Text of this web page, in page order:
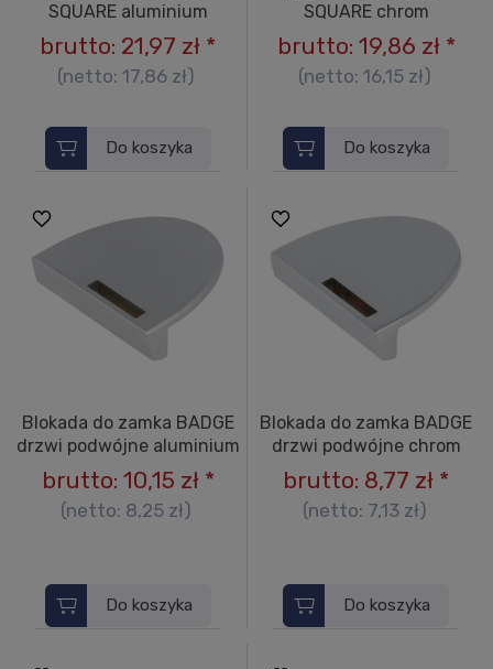
SQUARE aluminium
brutto: 21,97 zł *
(netto: 17,86 zł)
Do koszyka
SQUARE chrom
brutto: 19,86 zł*
(netto: 16,15 zł)
Do koszyka
Blokada do zamka BADGE
drzwi podwójne aluminium
brutto: 10,15 zł*
(netto: 8,25 zł)
Do koszyka
Blokada do zamka BADGE
drzwi podwójne chrom
brutto: 8,77 zł *
(netto: 7,13 zł)
Do koszyka